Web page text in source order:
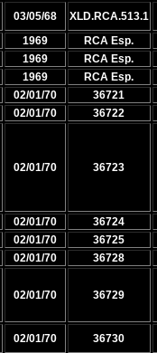
03/05/68
XLD.RCA.513.1
1969
RCA Esp.
1969
RCA Esp.
1969
RCA Esp.
02/01/70
36721
02/01/70 36722
02/01/70 36723
02/01/70
36724
02/01/70
36725
02/01/70
36728
02/01/70 36729
02/01/70
36730